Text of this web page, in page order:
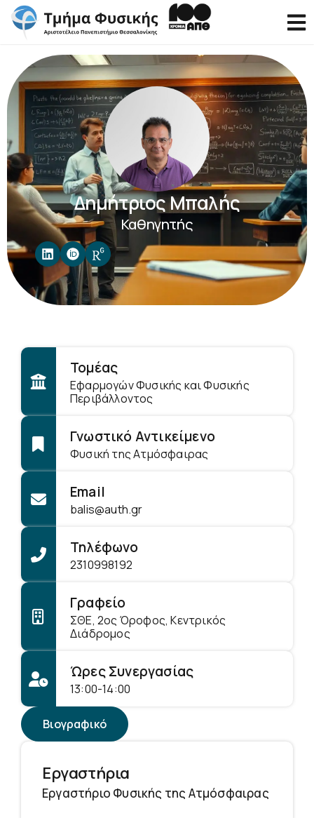
Δημήτριος Μπαλής
Καθηγητής
Εργαστήρια
Εργαστήριο Φυσικής της Ατμόσφαιρας
Τομέας
Εφαρμογών Φυσικής και Φυσικής
Περιβάλλοντος
Γνωστικό Αντικείμενο
Φυσική της Ατμόσφαιρας
Email
balis@auth.gr
Τηλέφωνο
2310998192
Γραφείο
ΣΘΕ, 2ος Όροφος, Κεντρικός
Διάδρομος
Ώρες Συνεργασίας
13:00-14:00
Βιογραφικό